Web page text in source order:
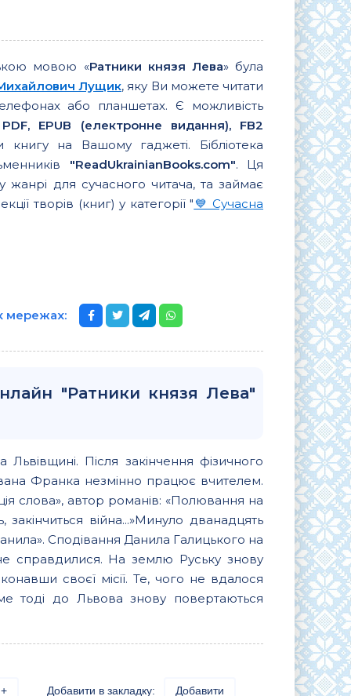
мовою «Ратники князя Лева» була
Лущик, яку Ви можете читати
або планшетах. Є можливість
EPUB (електронне видання), FB2
на Вашому гаджеті. Бібліотека
"ReadUkrainianBooks.com". Ця
для сучасного читача, та займає
творів (книг) у категорії " 💙 Сучасна
мережах:
"Ратники князя Лева"
Після закінчення фізичного
Франка незмінно працює вчителем.
слова», автор романів: «Полювання на
війна...»Минуло дванадцять
Сподівання Данила Галицького на
справдилися. На землю Руську знову
своєї місії. Те, чого не вдалося
тоді до Львова знову повертаються
+ Добавити в закладку: Добавити